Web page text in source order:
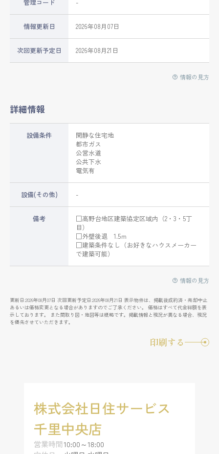
管理コード -
情報更新日 2026年08月07日
次回更新予定日 2026年08月21日
情報の見方
詳細情報
設備条件
閑静な住宅地
都市ガス
公営水道
公共下水
電気有
設備(その他) -
備考
□高野台地区建築協定区域内（2・3・5丁
目）
□外壁後退 1.5ｍ
□建築条件なし（お好きなハウスメーカー
で建築可能）
情報の見方
更新日:2026年08月07日 次回更新予定日:2026年08月21日 表示物件は、掲載後成約済・売却中止
あるいは価格変更となる場合がありますのでご了承ください。 価格はすべて代金総額を表
示しております。 また間取り図・地図等は概略です。掲載情報と現況が異なる場合、現況
を優先させていただきます。
印刷する
株式会社日住サービス
千里中央店
営業時間10:00～18:00